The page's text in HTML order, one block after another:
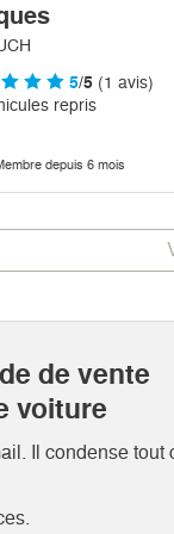
5/5(1 avis)
repris
depuis 6 mois
de vente
voiture
Il condense tout